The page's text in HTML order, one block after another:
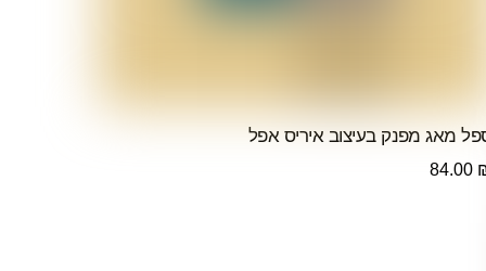
מאג מפנק בעיצוב איריס אפל
84.00